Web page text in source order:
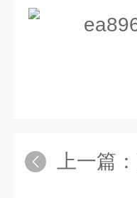
上一篇：